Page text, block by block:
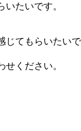
たいです。
じてもらいたいで
ください。